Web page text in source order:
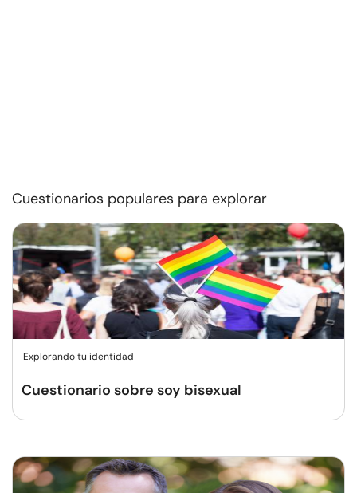
Cuestionarios populares para explorar
Explorando tu identidad
Cuestionario sobre soy bisexual